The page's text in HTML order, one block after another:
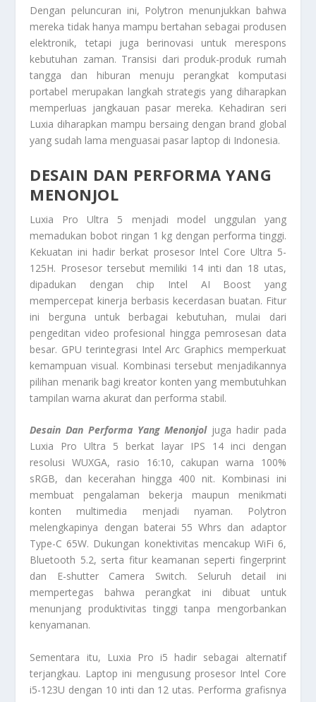
Dengan peluncuran ini, Polytron menunjukkan bahwa
mereka tidak hanya mampu bertahan sebagai produsen
elektronik, tetapi juga berinovasi untuk merespons
kebutuhan zaman. Transisi dari produk-produk rumah
tangga dan hiburan menuju perangkat komputasi
portabel merupakan langkah strategis yang diharapkan
memperluas jangkauan pasar mereka. Kehadiran seri
Luxia diharapkan mampu bersaing dengan brand global
yang sudah lama menguasai pasar laptop di Indonesia.
DESAIN DAN PERFORMA YANG
MENONJOL
Luxia Pro Ultra 5 menjadi model unggulan yang
memadukan bobot ringan 1 kg dengan performa tinggi.
Kekuatan ini hadir berkat prosesor Intel Core Ultra 5-
125H. Prosesor tersebut memiliki 14 inti dan 18 utas,
dipadukan dengan chip Intel AI Boost yang
mempercepat kinerja berbasis kecerdasan buatan. Fitur
ini berguna untuk berbagai kebutuhan, mulai dari
pengeditan video profesional hingga pemrosesan data
besar. GPU terintegrasi Intel Arc Graphics memperkuat
kemampuan visual. Kombinasi tersebut menjadikannya
pilihan menarik bagi kreator konten yang membutuhkan
tampilan warna akurat dan performa stabil.
Desain Dan Performa Yang Menonjoljuga hadir pada
Luxia Pro Ultra 5 berkat layar IPS 14 inci dengan
resolusi WUXGA, rasio 16:10, cakupan warna 100%
sRGB, dan kecerahan hingga 400 nit. Kombinasi ini
membuat pengalaman bekerja maupun menikmati
konten multimedia menjadi nyaman. Polytron
melengkapinya dengan baterai 55 Whrs dan adaptor
Type-C 65W. Dukungan konektivitas mencakup WiFi 6,
Bluetooth 5.2, serta fitur keamanan seperti fingerprint
dan E-shutter Camera Switch. Seluruh detail ini
mempertegas bahwa perangkat ini dibuat untuk
menunjang produktivitas tinggi tanpa mengorbankan
kenyamanan.
Sementara itu, Luxia Pro i5 hadir sebagai alternatif
terjangkau. Laptop ini mengusung prosesor Intel Core
i5-123U dengan 10 inti dan 12 utas. Performa grafisnya